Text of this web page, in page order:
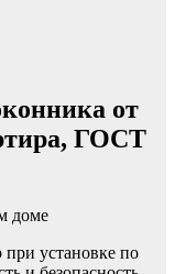
от
ГОСТ
установке по